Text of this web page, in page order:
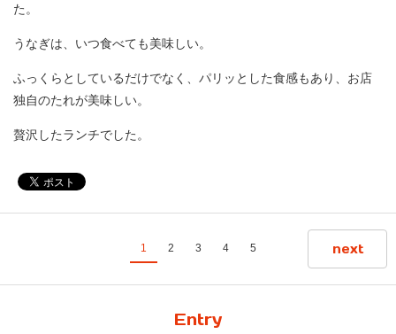
た。
うなぎは、いつ食べても美味しい。
ふっくらとしているだけでなく、パリッとした食感もあり、お店
独自のたれが美味しい。
贅沢したランチでした。
1 2 3 4 5 next
Entry